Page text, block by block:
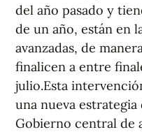
del año pasado y
de un año, están en
avanzadas, de
finalicen a entre
julio.Esta
una nueva
Gobierno central de